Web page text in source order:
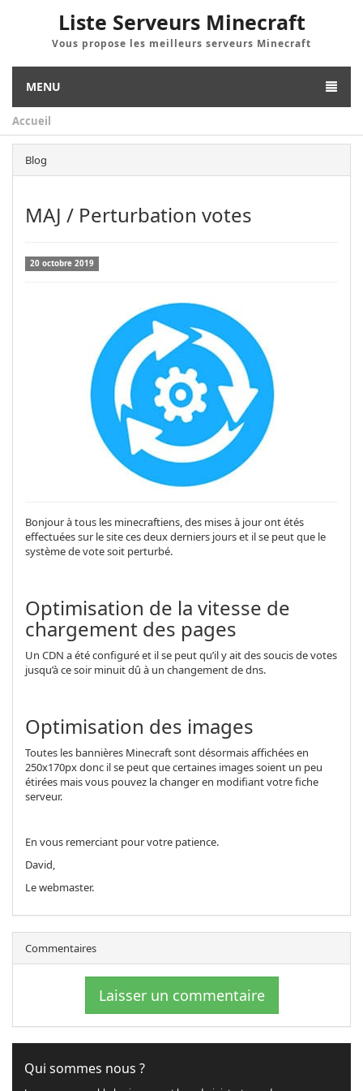
Liste Serveurs Minecraft
Vous propose les meilleurs serveurs Minecraft
MENU
Accueil
Blog
MAJ / Perturbation votes
20 octobre 2019
Bonjour à tous les minecraftiens, des mises à jour ont étés
effectuées sur le site ces deux derniers jours et il se peut que le
système de vote soit perturbé.
Optimisation de la vitesse de
chargement des pages
Un CDN a été configuré et il se peut qu’il y ait des soucis de votes
jusqu’à ce soir minuit dû à un changement de dns.
Optimisation des images
Toutes les bannières Minecraft sont désormais affichées en
250x170px donc il se peut que certaines images soient un peu
étirées mais vous pouvez la changer en modifiant votre fiche
serveur.
En vous remerciant pour votre patience.
David,
Le webmaster.
Commentaires
Laisser un commentaire
Qui sommes nous ?